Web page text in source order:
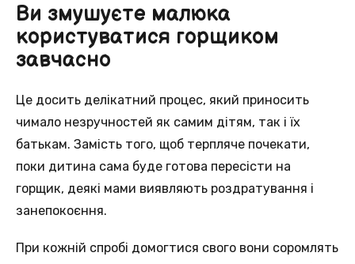
Ви змушуєте малюка
користуватися горщиком
завчасно
Це досить делікатний процес, який приносить
чимало незручностей як самим дітям, так і їх
батькам. Замість того, щоб терпляче почекати,
поки дитина сама буде готова пересісти на
горщик, деякі мами виявляють роздратування і
занепокоєння.
При кожній спробі домогтися свого вони соромлять